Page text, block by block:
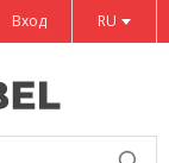
RU
Вход